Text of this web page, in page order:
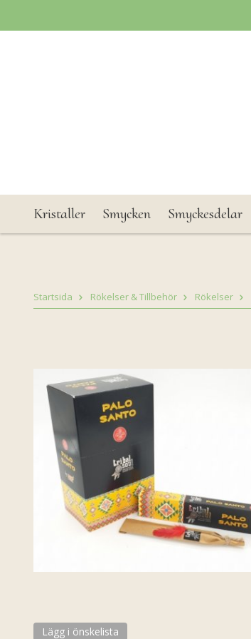
Kristaller Smycken Smyckesdelar
Startsida Rökelser & Tillbehör Rökelser
Lägg i önskelista